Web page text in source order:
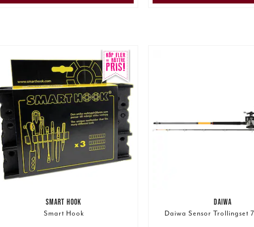
SMART HOOK
Smart Hook
DAIWA
Daiwa Sensor Trollingset